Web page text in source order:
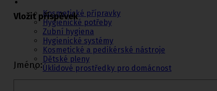
Kosmetické přípravky
Hygienické potřeby
Zubní hygiena
Hygienické systémy
Kosmetické a pedikérské nástroje
Dětské pleny
Úklidové prostředky pro domácnost
Vložit příspěvek
Jméno: